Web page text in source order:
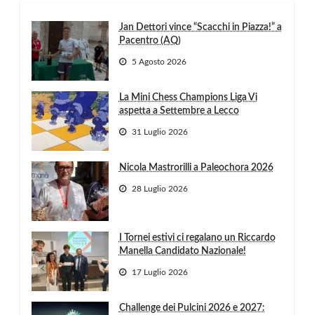
Jan Dettori vince “Scacchi in Piazza!” a
Pacentro (AQ)
5 Agosto 2026
La Mini Chess Champions Liga Vi
aspetta a Settembre a Lecco
31 Luglio 2026
Nicola Mastrorilli a Paleochora 2026
28 Luglio 2026
I Tornei estivi ci regalano un Riccardo
Manella Candidato Nazionale!
17 Luglio 2026
Challenge dei Pulcini 2026 e 2027: